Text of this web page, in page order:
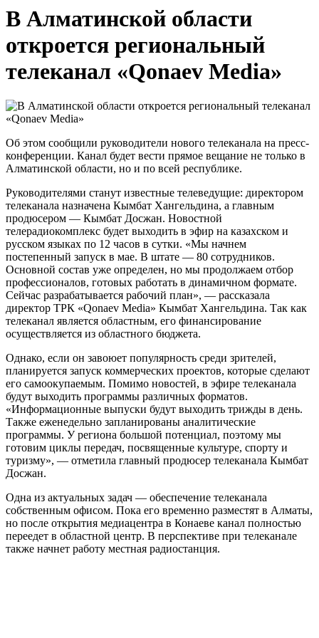
В Алматинской области
откроется региональный
телеканал «Qonaev Media»
Об этом сообщили руководители нового телеканала на пресс-
конференции. Канал будет вести прямое вещание не только в
Алматинской области, но и по всей республике.
Руководителями станут известные телеведущие: директором
телеканала назначена Кымбат Хангельдина, а главным
продюсером — Кымбат Досжан. Новостной
телерадиокомплекс будет выходить в эфир на казахском и
русском языках по 12 часов в сутки. «Мы начнем
постепенный запуск в мае. В штате — 80 сотрудников.
Основной состав уже определен, но мы продолжаем отбор
профессионалов, готовых работать в динамичном формате.
Сейчас разрабатывается рабочий план», — рассказала
директор ТРК «Qonaev Media» Кымбат Хангельдина. Так как
телеканал является областным, его финансирование
осуществляется из областного бюджета.
Однако, если он завоюет популярность среди зрителей,
планируется запуск коммерческих проектов, которые сделают
его самоокупаемым. Помимо новостей, в эфире телеканала
будут выходить программы различных форматов.
«Информационные выпуски будут выходить трижды в день.
Также еженедельно запланированы аналитические
программы. У региона большой потенциал, поэтому мы
готовим циклы передач, посвященные культуре, спорту и
туризму», — отметила главный продюсер телеканала Кымбат
Досжан.
Одна из актуальных задач — обеспечение телеканала
собственным офисом. Пока его временно разместят в Алматы,
но после открытия медиацентра в Конаеве канал полностью
переедет в областной центр. В перспективе при телеканале
также начнет работу местная радиостанция.